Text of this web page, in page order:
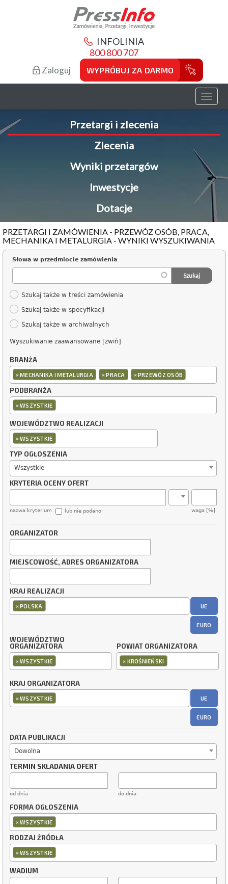
INFOLINIA
800 800 707
Zaloguj WYPRÓBUJ ZA DARMO
Toggle
Przetargi i zlecenia
Zlecenia
Wyniki przetargów
Inwestycje
Dotacje
PRZETARGI I ZAMÓWIENIA - PRZEWÓZ OSÓB, PRACA,
MECHANIKA I METALURGIA - WYNIKI WYSZUKIWANIA
Słowa w przedmiocie zamówienia
Szukaj także w treści zamówienia
Szukaj także w specyfikacji
Szukaj także w archiwalnych
Wyszukiwanie zaawansowane [zwiń]
BRANŻA
×MECHANIKA I METALURGIA ×PRACA ×PRZEWÓZ OSÓB
PODBRANŻA
×WSZYSTKIE
WOJEWÓDZTWO REALIZACJI
×WSZYSTKIE
TYP OGŁOSZENIA
Wszystkie
KRYTERIA OCENY OFERT
nazwa kryterium waga [%]
lub nie podano
ORGANIZATOR
MIEJSCOWOŚĆ, ADRES ORGANIZATORA
KRAJ REALIZACJI
×POLSKA UE
EURO
WOJEWÓDZTWO
ORGANIZATORA
×WSZYSTKIE
POWIAT ORGANIZATORA
× KROŚNIEŃSKI
KRAJ ORGANIZATORA
×WSZYSTKIE UE
EURO
DATA PUBLIKACJI
Dowolna
TERMIN SKŁADANIA OFERT
od dnia do dnia
FORMA OGŁOSZENIA
×WSZYSTKIE
RODZAJ ŹRÓDŁA
×WSZYSTKIE
WADIUM